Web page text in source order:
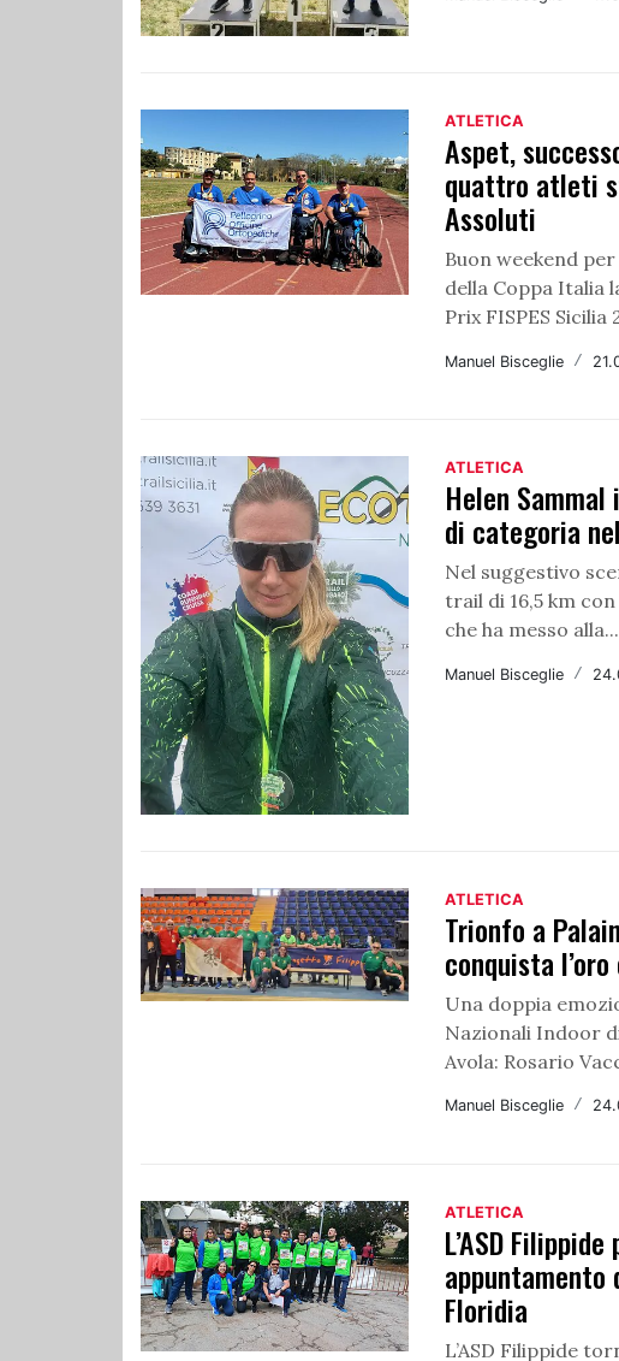
ATLETICA
Aspet,
quattro atleti
Assoluti
Buon weekend
della Coppa Italia
Prix FISPES Sicilia
Manuel Bisceglie /
ATLETICA
Helen
di categoria
Nel suggestivo
trail di 16,5 km
che ha messo alla...
Manuel Bisceglie /
ATLETICA
Trionfo a
conquista
Una doppia
Nazionali Indoor
Avola: Rosario
Manuel Bisceglie /
ATLETICA
L’ASD
appuntamento
Floridia
L’ASD Filippide